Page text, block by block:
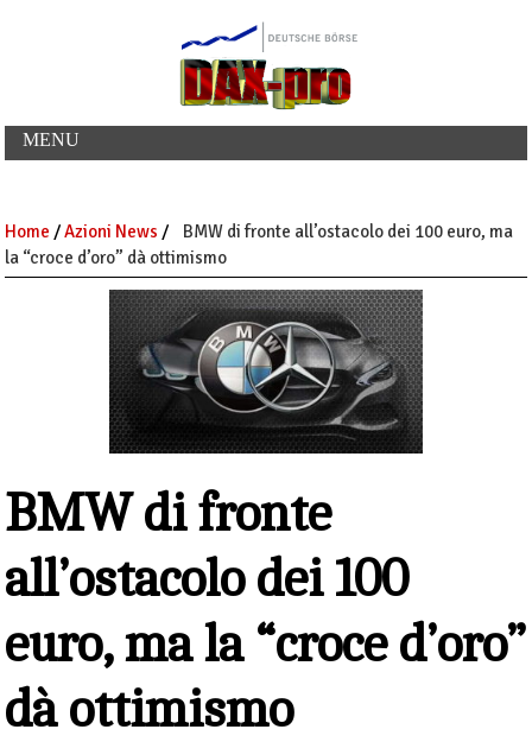
MENU
Home /Azioni News /
BMW di fronte all’ostacolo dei 100 euro, ma
la “croce d’oro” dà ottimismo
BMW di fronte
all’ostacolo dei 100
euro, ma la “croce d’oro”
dà ottimismo